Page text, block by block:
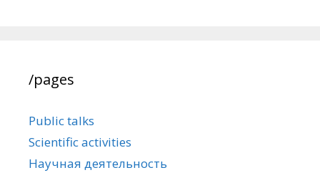
/pages
Public talks
Scientific activities
Научная деятельность